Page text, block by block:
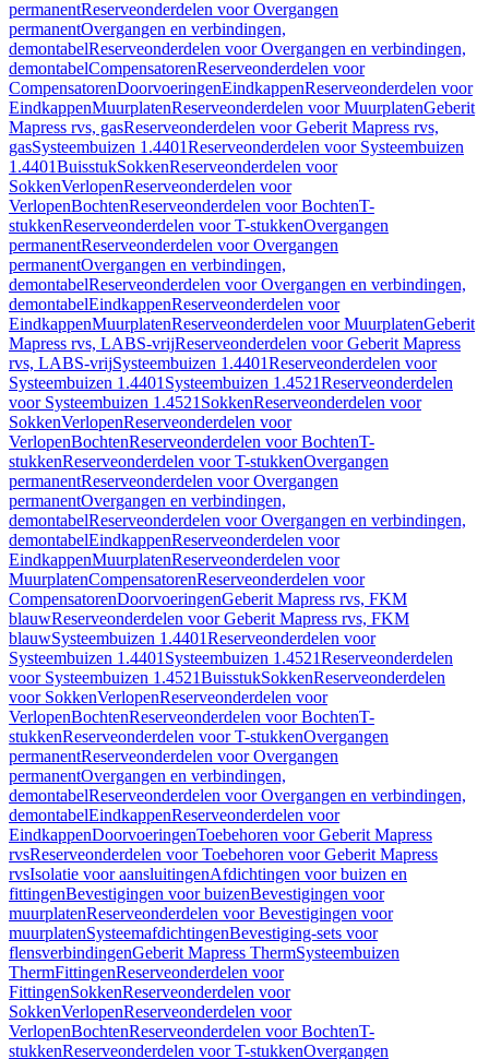
permanentReserveonderdelen voor Overgangen
permanentOvergangen en verbindingen,
demontabelReserveonderdelen voor Overgangen en verbindingen,
demontabelCompensatorenReserveonderdelen voor
CompensatorenDoorvoeringenEindkappenReserveonderdelen voor
EindkappenMuurplatenReserveonderdelen voor MuurplatenGeberit
Mapress rvs, gasReserveonderdelen voor Geberit Mapress rvs,
gasSysteembuizen 1.4401Reserveonderdelen voor Systeembuizen
1.4401BuisstukSokkenReserveonderdelen voor
SokkenVerlopenReserveonderdelen voor
VerlopenBochtenReserveonderdelen voor BochtenT-
stukkenReserveonderdelen voor T-stukkenOvergangen
permanentReserveonderdelen voor Overgangen
permanentOvergangen en verbindingen,
demontabelReserveonderdelen voor Overgangen en verbindingen,
demontabelEindkappenReserveonderdelen voor
EindkappenMuurplatenReserveonderdelen voor MuurplatenGeberit
Mapress rvs, LABS-vrijReserveonderdelen voor Geberit Mapress
rvs, LABS-vrijSysteembuizen 1.4401Reserveonderdelen voor
Systeembuizen 1.4401 Systeembuizen 1.4521Reserveonderdelen
voor Systeembuizen 1.4521 SokkenReserveonderdelen voor
SokkenVerlopenReserveonderdelen voor
VerlopenBochtenReserveonderdelen voor BochtenT-
stukkenReserveonderdelen voor T-stukkenOvergangen
permanentReserveonderdelen voor Overgangen
permanentOvergangen en verbindingen,
demontabelReserveonderdelen voor Overgangen en verbindingen,
demontabelEindkappenReserveonderdelen voor
EindkappenMuurplatenReserveonderdelen voor
MuurplatenCompensatorenReserveonderdelen voor
CompensatorenDoorvoeringenGeberit Mapress rvs, FKM
blauwReserveonderdelen voor Geberit Mapress rvs, FKM
blauwSysteembuizen 1.4401Reserveonderdelen voor
Systeembuizen 1.4401 Systeembuizen 1.4521Reserveonderdelen
voor Systeembuizen 1.4521BuisstukSokkenReserveonderdelen
voor SokkenVerlopenReserveonderdelen voor
VerlopenBochtenReserveonderdelen voor BochtenT-
stukkenReserveonderdelen voor T-stukkenOvergangen
permanentReserveonderdelen voor Overgangen
permanentOvergangen en verbindingen,
demontabelReserveonderdelen voor Overgangen en verbindingen,
demontabelEindkappenReserveonderdelen voor
EindkappenDoorvoeringenToebehoren voor Geberit Mapress
rvsReserveonderdelen voor Toebehoren voor Geberit Mapress
rvsIsolatie voor aansluitingenAfdichtingen voor buizen en
fittingenBevestigingen voor buizenBevestigingen voor
muurplatenReserveonderdelen voor Bevestigingen voor
muurplatenSysteemafdichtingenBevestiging-sets voor
flensverbindingenGeberit Mapress ThermSysteembuizen
ThermFittingenReserveonderdelen voor
FittingenSokkenReserveonderdelen voor
SokkenVerlopenReserveonderdelen voor
VerlopenBochtenReserveonderdelen voor BochtenT-
stukkenReserveonderdelen voor T-stukkenOvergangen